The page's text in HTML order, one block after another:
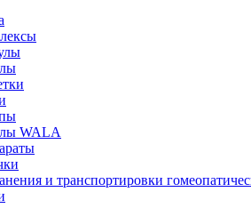
WALA
и транспортировки